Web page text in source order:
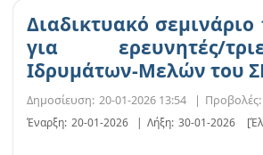
Διαδικτυακό σεμινάριο
για ερευνητές/
Ιδρυμάτων-Μελών του
Δημοσίευση: 20-01-2026 13:54 | Προβολές:
Έναρξη: 20-01-2026 | Λήξη: 30-01-2026